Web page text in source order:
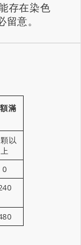
存在染色
意。
滿
顆以
上
0